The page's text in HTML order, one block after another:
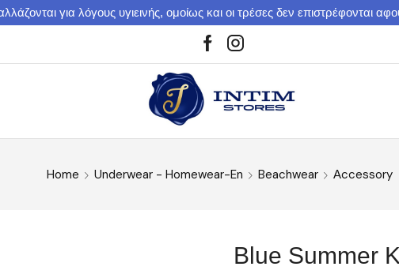
για λόγους υγιεινής, ομοίως και οι τρέσες δεν επιστρέφονται
Home Underwear - Homewear-En Beachwear Αccessory
Blue Summer